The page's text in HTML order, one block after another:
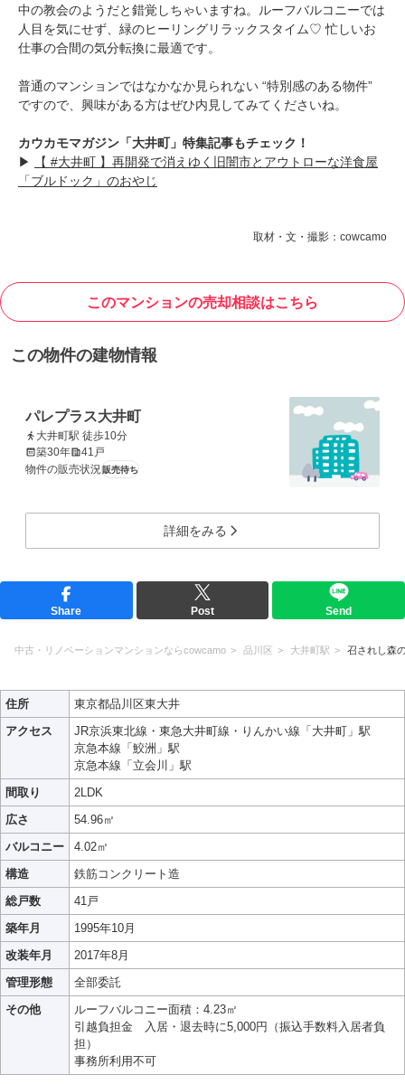
中の教会のようだと錯覚しちゃいますね。ルーフバルコニーでは
人目を気にせず、緑のヒーリングリラックスタイム♡ 忙しいお
仕事の合間の気分転換に最適です。
普通のマンションではなかなか見られない “特別感のある物件”
ですので、興味がある方はぜひ内見してみてくださいね。
カウカモマガジン「大井町」特集記事もチェック！
▶
【 #大井町 】再開発で消えゆく旧闇市とアウトローな洋食屋
「ブルドック」のおやじ
取材・文・撮影：cowcamo
このマンションの売却相談はこちら
この物件の建物情報
パレプラス大井町
大井町駅 徒歩10分
築30年
41戸
物件の販売状況販売待ち
詳細をみる
Share Post Send
中古・リノベーションマンションならcowcamo 品川区 大井町駅 召されし森
住所
東京都品川区東大井
アクセス
JR京浜東北線・東急大井町線・りんかい線「大井町」駅
京急本線「鮫洲」駅
京急本線「立会川」駅
間取り
2LDK
広さ
54.96㎡
バルコニー
4.02㎡
構造
鉄筋コンクリート造
総戸数
41戸
築年月
1995年10月
改装年月
2017年8月
管理形態
全部委託
その他
ルーフバルコニー面積：4.23㎡
引越負担金 入居・退去時に5,000円（振込手数料入居者負
担）
事務所利用不可